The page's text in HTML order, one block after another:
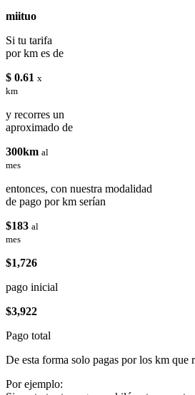
miituo
Si tu tarifa
por km es de
$ 0.61 x
km
y recorres un
aproximado de
300km al
mes
entonces, con nuestra modalidad
de pago por km serían
$183 al
mes
$1,726
pago inicial
$3,922
Pago total
De esta forma solo pagas por los km que
Por ejemplo: